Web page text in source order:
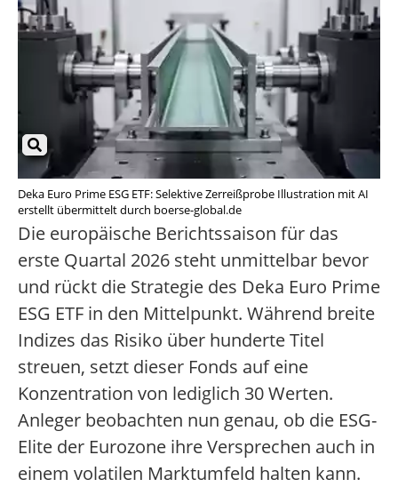
Deka Euro Prime ESG ETF: Selektive Zerreißprobe Illustration mit AI
erstellt übermittelt durch boerse-global.de
Die europäische Berichtssaison für das
erste Quartal 2026 steht unmittelbar bevor
und rückt die Strategie des Deka Euro Prime
ESG ETF in den Mittelpunkt. Während breite
Indizes das Risiko über hunderte Titel
streuen, setzt dieser Fonds auf eine
Konzentration von lediglich 30 Werten.
Anleger beobachten nun genau, ob die ESG-
Elite der Eurozone ihre Versprechen auch in
einem volatilen Marktumfeld halten kann.